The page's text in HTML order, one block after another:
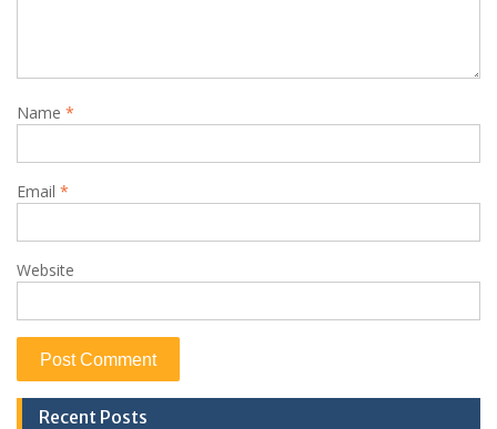
Name *
Email *
Website
Recent Posts